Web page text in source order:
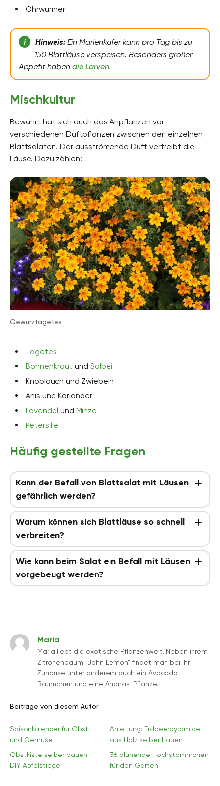
Ohrwürmer
Hinweis:Ein Marienkäfer kann pro Tag bis zu
150 Blattläuse verspeisen. Besonders großen
Appetit haben die Larven.
Mischkultur
Bewährt hat sich auch das Anpflanzen von
verschiedenen Duftpflanzen zwischen den einzelnen
Blattsalaten. Der ausströmende Duft vertreibt die
Läuse. Dazu zählen:
Gewürztagetes
Tagetes
Bohnenkraut und Salbei
Knoblauch und Zwiebeln
Anis und Koriander
Lavendel und Minze
Petersilie
Häufig gestellte Fragen
Kann der Befall von Blattsalat mit Läusen
gefährlich werden?
Warum können sich Blattläuse so schnell
verbreiten?
Wie kann beim Salat ein Befall mit Läusen
vorgebeugt werden?
Maria
Maria liebt die exotische Pflanzenwelt. Neben ihrem
Zitronenbaum "John Lemon" findet man bei ihr
Zuhause unter anderem auch ein Avocado-
Bäumchen und eine Ananas-Pflanze.
Beiträge von diesem Autor
Saisonkalender für Obst
und Gemüse
Anleitung: Erdbeerpyramide
aus Holz selber bauen
Obstkiste selber bauen:
DIY Apfelstiege
36 blühende Hochstämmchen
für den Garten